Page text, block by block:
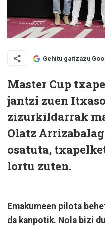
Gehitu gaitzazu
Master Cup
jantzi zuen
zizurkildarrak
Olatz
osatuta,
lortu zuten.
Emakumeen pilota
da kanpotik. Nola bizi